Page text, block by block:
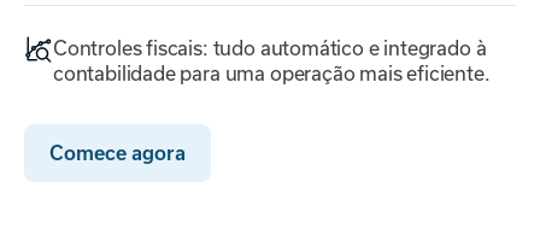
Controles fiscais: tudo automático e integrado à
contabilidade para uma operação mais eficiente.
Comece agora